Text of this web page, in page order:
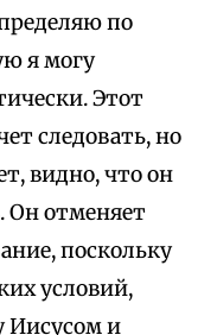
по
я могу
Этот
следовать, но
видно, что он
Он отменяет
поскольку
условий,
Иисусом и